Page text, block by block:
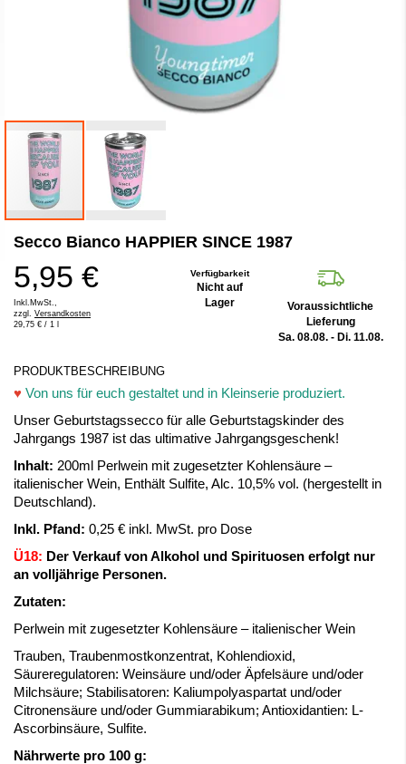
Anfang
Bildergalerie
springen
Secco Bianco HAPPIER SINCE 1987
5,95 €
Inkl.MwSt.,
zzgl. Versandkosten
29,75 € / 1 l
Verfügbarkeit
Nicht auf
Lager
Voraussichtliche
Lieferung
Sa. 08.08. - Di. 11.08.
PRODUKTBESCHREIBUNG
♥ Von uns für euch gestaltet und in Kleinserie produziert.
Unser Geburtstagssecco für alle Geburtstagskinder des
Jahrgangs 1987 ist das ultimative Jahrgangsgeschenk!
Inhalt: 200ml Perlwein mit zugesetzter Kohlensäure –
italienischer Wein, Enthält Sulfite, Alc. 10,5% vol. (hergestellt in
Deutschland).
Inkl. Pfand: 0,25 € inkl. MwSt. pro Dose
Ü18: Der Verkauf von Alkohol und Spirituosen erfolgt nur
an volljährige Personen.
Zutaten:
Perlwein mit zugesetzter Kohlensäure – italienischer Wein
Trauben, Traubenmostkonzentrat, Kohlendioxid,
Säureregulatoren: Weinsäure und/oder Äpfelsäure und/oder
Milchsäure; Stabilisatoren: Kaliumpolyaspartat und/oder
Citronensäure und/oder Gummiarabikum; Antioxidantien: L-
Ascorbinsäure, Sulfite.
Nährwerte pro 100 g: